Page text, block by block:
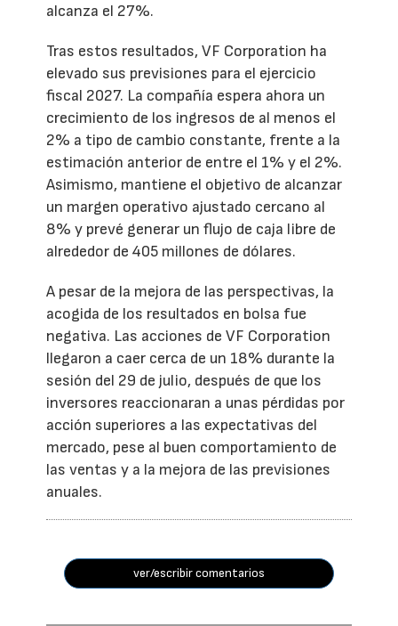
alcanza el 27%.
Tras estos resultados, VF Corporation ha
elevado sus previsiones para el ejercicio
fiscal 2027. La compañía espera ahora un
crecimiento de los ingresos de al menos el
2% a tipo de cambio constante, frente a la
estimación anterior de entre el 1% y el 2%.
Asimismo, mantiene el objetivo de alcanzar
un margen operativo ajustado cercano al
8% y prevé generar un flujo de caja libre de
alrededor de 405 millones de dólares.
A pesar de la mejora de las perspectivas, la
acogida de los resultados en bolsa fue
negativa. Las acciones de VF Corporation
llegaron a caer cerca de un 18% durante la
sesión del 29 de julio, después de que los
inversores reaccionaran a unas pérdidas por
acción superiores a las expectativas del
mercado, pese al buen comportamiento de
las ventas y a la mejora de las previsiones
anuales.
ver/escribir comentarios